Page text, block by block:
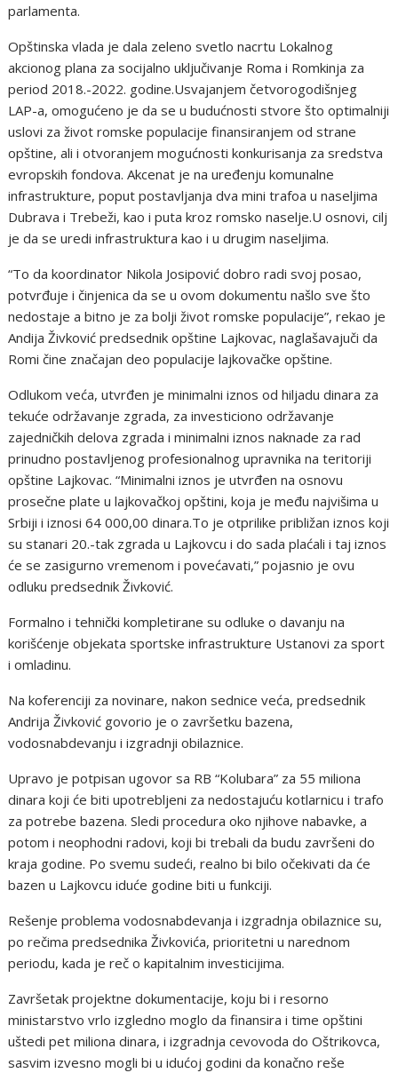
parlamenta.
Opštinska vlada je dala zeleno svetlo nacrtu Lokalnog
akcionog plana za socijalno uključivanje Roma i Romkinja za
period 2018.-2022. godine.Usvajanjem četvorogodišnjeg
LAP-a, omogućeno je da se u budućnosti stvore što optimalniji
uslovi za život romske populacije finansiranjem od strane
opštine, ali i otvoranjem mogućnosti konkurisanja za sredstva
evropskih fondova. Akcenat je na uređenju komunalne
infrastrukture, poput postavljanja dva mini trafoa u naseljima
Dubrava i Trebeži, kao i puta kroz romsko naselje.U osnovi, cilj
je da se uredi infrastruktura kao i u drugim naseljima.
“To da koordinator Nikola Josipović dobro radi svoj posao,
potvrđuje i činjenica da se u ovom dokumentu našlo sve što
nedostaje a bitno je za bolji život romske populacije”, rekao je
Andija Živković predsednik opštine Lajkovac, naglašavajuči da
Romi čine značajan deo populacije lajkovačke opštine.
Odlukom veća, utvrđen je minimalni iznos od hiljadu dinara za
tekuće održavanje zgrada, za investiciono održavanje
zajedničkih delova zgrada i minimalni iznos naknade za rad
prinudno postavljenog profesionalnog upravnika na teritoriji
opštine Lajkovac. “Minimalni iznos je utvrđen na osnovu
prosečne plate u lajkovačkoj opštini, koja je među najvišima u
Srbiji i iznosi 64 000,00 dinara.To je otprilike približan iznos koji
su stanari 20.-tak zgrada u Lajkovcu i do sada plaćali i taj iznos
će se zasigurno vremenom i povećavati,” pojasnio je ovu
odluku predsednik Živković.
Formalno i tehnički kompletirane su odluke o davanju na
korišćenje objekata sportske infrastrukture Ustanovi za sport
i omladinu.
Na koferenciji za novinare, nakon sednice veća, predsednik
Andrija Živković govorio je o završetku bazena,
vodosnabdevanju i izgradnji obilaznice.
Upravo je potpisan ugovor sa RB “Kolubara” za 55 miliona
dinara koji će biti upotrebljeni za nedostajuću kotlarnicu i trafo
za potrebe bazena. Sledi procedura oko njihove nabavke, a
potom i neophodni radovi, koji bi trebali da budu završeni do
kraja godine. Po svemu sudeći, realno bi bilo očekivati da će
bazen u Lajkovcu iduće godine biti u funkciji.
Rešenje problema vodosnabdevanja i izgradnja obilaznice su,
po rečima predsednika Živkovića, prioritetni u narednom
periodu, kada je reč o kapitalnim investicijima.
Završetak projektne dokumentacije, koju bi i resorno
ministarstvo vrlo izgledno moglo da finansira i time opštini
uštedi pet miliona dinara, i izgradnja cevovoda do Oštrikovca,
sasvim izvesno mogli bi u idućoj godini da konačno reše